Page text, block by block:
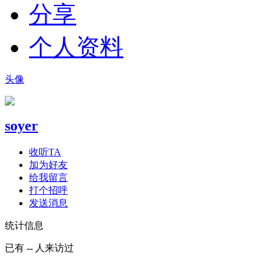
分享
个人资料
头像
soyer
收听TA
加为好友
给我留言
打个招呼
发送消息
统计信息
已有 -- 人来访过